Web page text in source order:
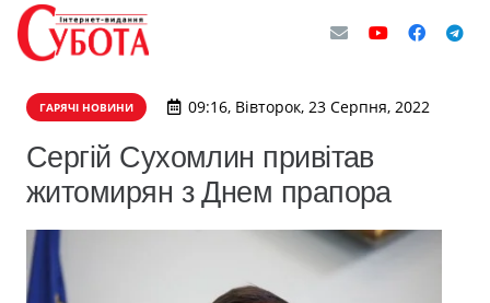
ГАРЯЧІ НОВИНИ 09:16, Вівторок, 23 Серпня, 2022
Сергій Сухомлин привітав
житомирян з Днем прапора